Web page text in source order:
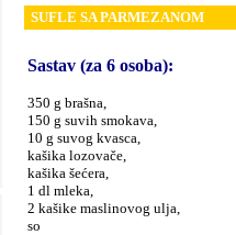
SUFLE SA PARMEZANOM
Sastav (za 6 osoba):
350 g brašna,
150 g suvih smokava,
10 g suvog kvasca,
kašika lozovače,
kašika šećera,
1 dl mleka,
2 kašike maslinovog ulja,
so